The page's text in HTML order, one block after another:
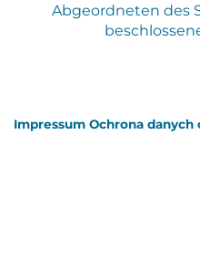
Abgeordneten des
Impressum Ochrona danych